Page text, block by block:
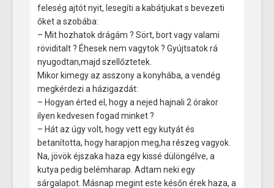
feleség ajtót nyit, lesegíti a kabátjukat s bevezeti
őket a szobába:
– Mit hozhatok drágám ? Sört, bort vagy valami
röviditalt ? Éhesek nem vagytok ? Gyújtsatok rá
nyugodtan,majd szellőztetek.
Mikor kimegy az asszony a konyhába, a vendég
megkérdezi a házigazdát:
– Hogyan érted el, hogy a nejed hajnali 2 órakor
ilyen kedvesen fogad minket ?
– Hát az úgy volt, hogy vett egy kutyát és
betanította, hogy harapjon meg,ha részeg vagyok.
Na, jövök éjszaka haza egy kissé dülöngélve, a
kutya pedig belémharap. Adtam neki egy
sárgalapot. Másnap megint este későn érek haza, a